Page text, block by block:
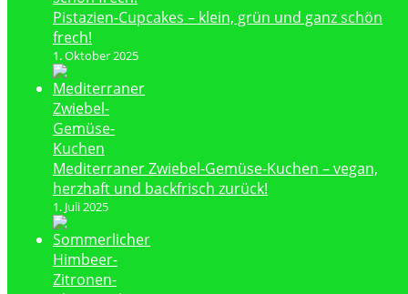
Pistazien-Cupcakes – klein, grün und ganz schön
frech!
1. Oktober 2025
Mediterraner Zwiebel-Gemüse-Kuchen – vegan,
herzhaft und backfrisch zurück!
1. Juli 2025